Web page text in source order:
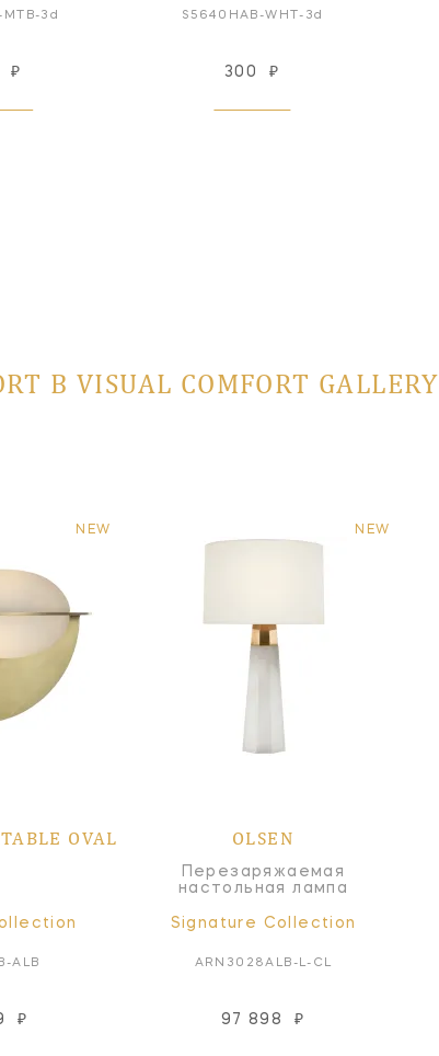
3d
₽
S5640HAB-WHT-3d
300 ₽
В VISUAL COMFORT GALLERY
NEW
OVAL
ALB
₽
NEW
OLSEN
Перезаряжаемая
настольная лампа
Signature Collection
ARN3028ALB-L-CL
97 898 ₽